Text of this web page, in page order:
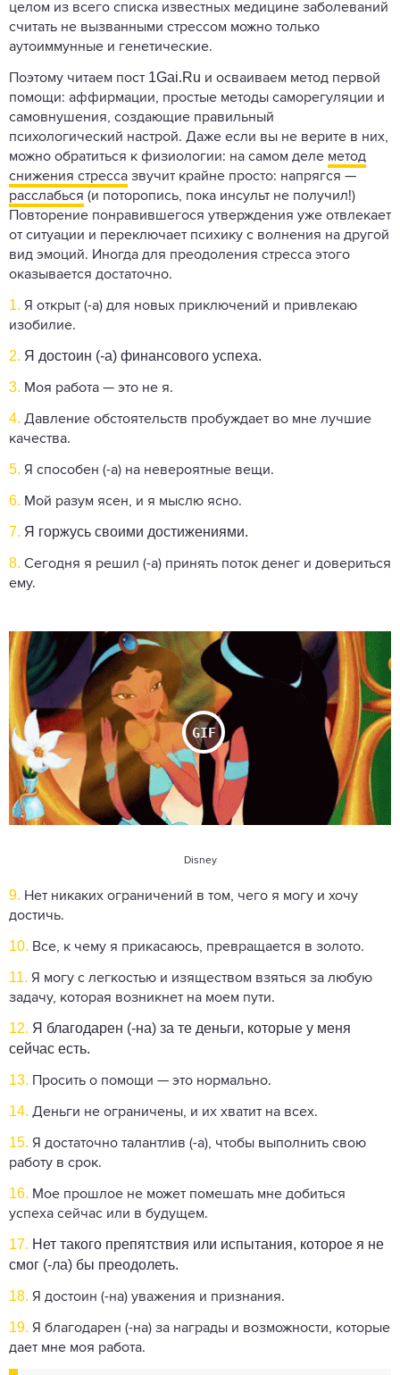
целом из всего списка известных медицине заболеваний
считать не вызванными стрессом можно только
аутоиммунные и генетические.
Поэтому читаем пост 1Gai.Ru и осваиваем метод первой
помощи: аффирмации, простые методы саморегуляции и
самовнушения, создающие правильный
психологический настрой. Даже если вы не верите в них,
можно обратиться к физиологии: на самом деле метод
снижения стресса звучит крайне просто: напрягся —
расслабься (и поторопись, пока инсульт не получил!)
Повторение понравившегося утверждения уже отвлекает
от ситуации и переключает психику с волнения на другой
вид эмоций. Иногда для преодоления стресса этого
оказывается достаточно.
1. Я открыт (-а) для новых приключений и привлекаю
изобилие.
2. Я достоин (-а) финансового успеха.
3. Моя работа — это не я.
4. Давление обстоятельств пробуждает во мне лучшие
качества.
5. Я способен (-а) на невероятные вещи.
6. Мой разум ясен, и я мыслю ясно.
7. Я горжусь своими достижениями.
8. Сегодня я решил (-а) принять поток денег и довериться
ему.
Disney
9. Нет никаких ограничений в том, чего я могу и хочу
достичь.
10. Все, к чему я прикасаюсь, превращается в золото.
11. Я могу с легкостью и изяществом взяться за любую
задачу, которая возникнет на моем пути.
12. Я благодарен (-на) за те деньги, которые у меня
сейчас есть.
13. Просить о помощи — это нормально.
14. Деньги не ограничены, и их хватит на всех.
15. Я достаточно талантлив (-а), чтобы выполнить свою
работу в срок.
16. Мое прошлое не может помешать мне добиться
успеха сейчас или в будущем.
17. Нет такого препятствия или испытания, которое я не
смог (-ла) бы преодолеть.
18. Я достоин (-на) уважения и признания.
19. Я благодарен (-на) за награды и возможности, которые
дает мне моя работа.